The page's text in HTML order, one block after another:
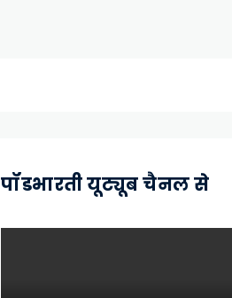
पॉडभारती यूट्यूब चैनल से